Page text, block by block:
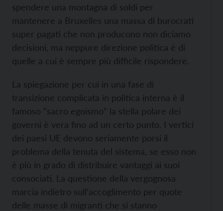
spendere una montagna di soldi per
mantenere a Bruxelles una massa di burocrati
super pagati che non producono non diciamo
decisioni, ma neppure direzione politica è di
quelle a cui è sempre più difficile rispondere.
La spiegazione per cui in una fase di
transizione complicata in politica interna è il
famoso “sacro egoismo” la stella polare dei
governi è vera fino ad un certo punto. I vertici
dei paesi UE devono seriamente porsi il
problema della tenuta del sistema, se esso non
è più in grado di distribuire vantaggi ai suoi
consociati. La questione della vergognosa
marcia indietro sull’accoglimento per quote
delle masse di migranti che si stanno